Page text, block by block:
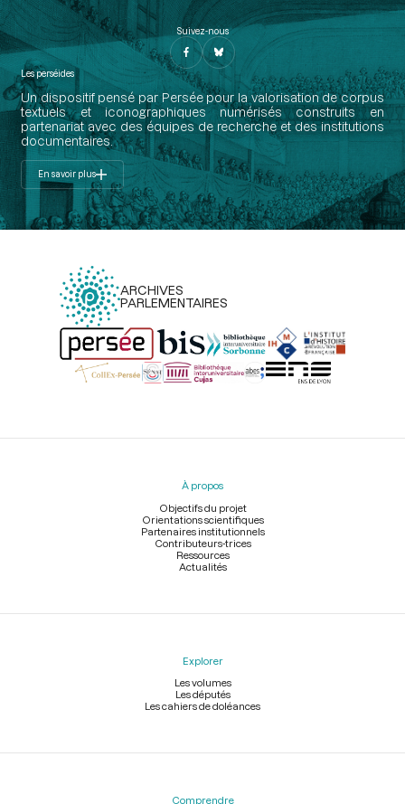
Suivez-nous
Les perséides
Un dispositif pensé par Persée pour la valorisation de corpus
textuels et iconographiques numérisés construits en
partenariat avec des équipes de recherche et des institutions
documentaires.
En savoir plus
ARCHIVES
PARLEMENTAIRES
Menu
À propos
Objectifs du projet
Orientations scientifiques
Partenaires institutionnels
Contributeurs-trices
Ressources
Actualités
Explorer
Les volumes
Les députés
Les cahiers de doléances
Comprendre